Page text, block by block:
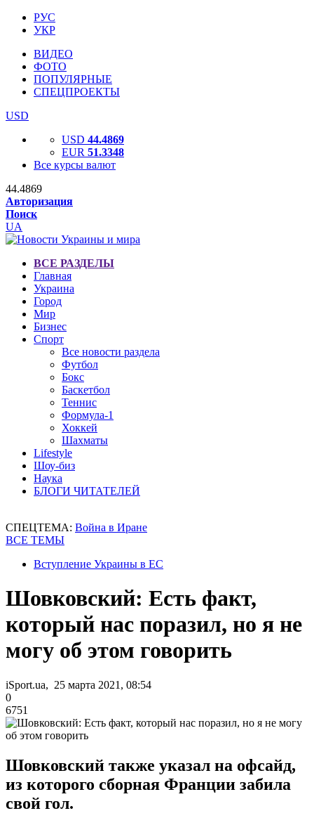
РУС
УКР
ВИДЕО
ФОТО
ПОПУЛЯРНЫЕ
СПЕЦПРОЕКТЫ
USD
USD 44.4869
EUR 51.3348
Все курсы валют
44.4869
Авторизация
Поиск
UA
ВСЕ РАЗДЕЛЫ
Главная
Украина
Город
Мир
Бизнес
Спорт
Все новости раздела
Футбол
Бокс
Баскетбол
Теннис
Формула-1
Хоккей
Шахматы
Lifestyle
Шоу-биз
Наука
БЛОГИ ЧИТАТЕЛЕЙ
СПЕЦТЕМА: Война в Иране
ВСЕ ТЕМЫ
Вступление Украины в ЕС
Шовковский: Есть факт,
который нас поразил, но я не
могу об этом говорить
iSport.ua, 25 марта 2021, 08:54
0
6751
Шовковский также указал на офсайд,
из которого сборная Франции забила
свой гол.